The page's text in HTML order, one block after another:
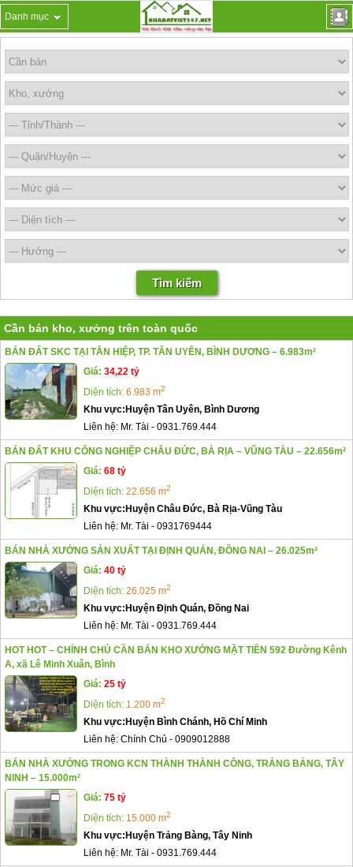
Danh mục
Cần bán kho, xưởng trên toàn quốc
BÁN ĐẤT SKC TẠI TÂN HIỆP, TP. TÂN UYÊN, BÌNH DƯƠNG – 6.983m²
Giá: 34,22 tỷ
Diện tích: 6.983 m2
Khu vực: Huyện Tân Uyên, Bình Dương
Liên hệ: Mr. Tài - 0931.769.444
BÁN ĐẤT KHU CÔNG NGHIỆP CHÂU ĐỨC, BÀ RỊA – VŨNG TÀU – 22.656m²
Giá: 68 tỷ
Diện tích: 22.656 m2
Khu vực: Huyện Châu Đức, Bà Rịa-Vũng Tàu
Liên hệ: Mr. Tài - 0931769444
BÁN NHÀ XƯỞNG SẢN XUẤT TẠI ĐỊNH QUÁN, ĐỒNG NAI – 26.025m²
Giá: 40 tỷ
Diện tích: 26.025 m2
Khu vực: Huyện Định Quán, Đồng Nai
Liên hệ: Mr. Tài - 0931.769.444
HOT HOT – CHÍNH CHỦ CẦN BÁN KHO XƯỞNG MẶT TIỀN 592 Đường Kênh
A, xã Lê Minh Xuân, Bình
Giá: 25 tỷ
Diện tích: 1.200 m2
Khu vực: Huyện Bình Chánh, Hồ Chí Minh
Liên hệ: Chính Chủ - 0909012888
BÁN NHÀ XƯỞNG TRONG KCN THÀNH THÀNH CÔNG, TRẢNG BÀNG, TÂY
NINH – 15.000m²
Giá: 75 tỷ
Diện tích: 15.000 m2
Khu vực: Huyện Trảng Bàng, Tây Ninh
Liên hệ: Mr. Tài - 0931.769.444